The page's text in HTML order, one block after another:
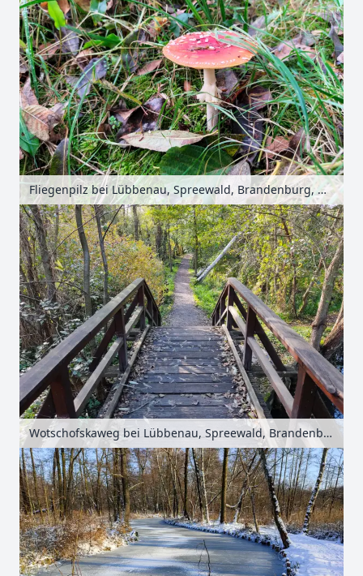
Fliegenpilz bei Lübbenau, Spreewald, Brandenburg, Deutschland
Wotschofskaweg bei Lübbenau, Spreewald, Brandenburg, Deutschland